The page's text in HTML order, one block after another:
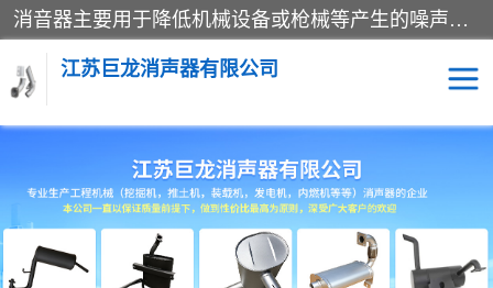
消音器主要用于降低机械设备或枪械等产生的噪声。它通过阻尼或增加排气面积来降低排气速度和功率，从而降低噪声。常见的消音器类型包括阻性消声器、抗性消声器、共振消声器以及阻抗复合式消声器等。这些消音器各有特点，适用于不同频率的噪声消除。
江苏巨龙消声器有限公司
消声器